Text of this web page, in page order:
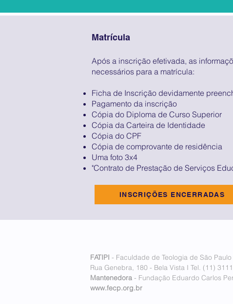
Matrícula
Após a inscrição efetivada, as
necessários para a matrícula:
Ficha de Inscrição devidamente
Pagamento da inscrição
Cópia do Diploma de Curso Superior
Cópia da Carteira de Identidade
Cópia do CPF
Cópia de comprovante de residência
Uma foto 3x4
"Contrato de Prestação de Serviços
INSCRIÇÕES ENCERRADAS
FATIPI - Faculdade de Teologia de São Paulo
Rua Genebra, 180 - Bela Vista I Tel. (11)
Mantenedora - Fundação Eduardo Carlos
www.fecp.org.br